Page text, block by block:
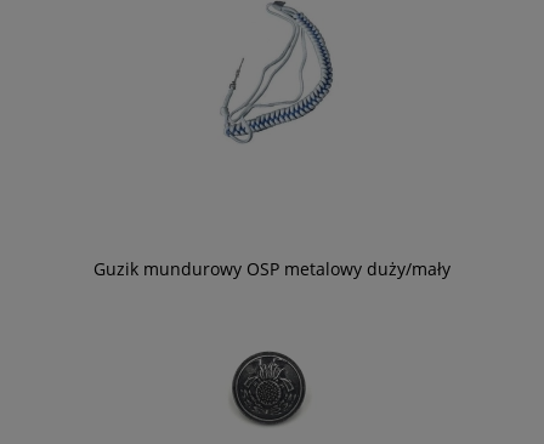
Guzik mundurowy OSP metalowy duży/mały